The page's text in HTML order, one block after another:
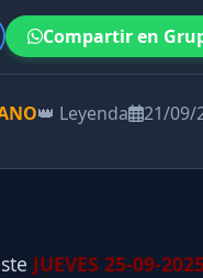
Compartir en
👑 Leyenda 21/09/
JUEVES 25-09-